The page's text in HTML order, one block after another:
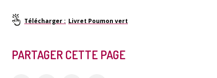
Livret Poumon vert
PARTAGER CETTE PAGE